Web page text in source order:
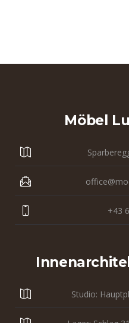
Möbel
+43
Studio: